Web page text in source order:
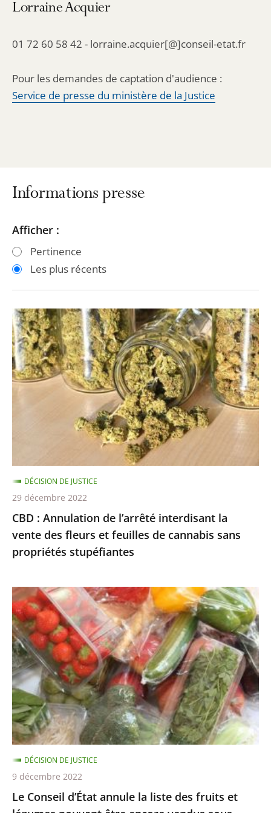
Lorraine Acquier
01 72 60 58 42 - lorraine.acquier[@]conseil-etat.fr
Pour les demandes de captation d'audience :
Service de presse du ministère de la Justice
Informations presse
Passer
les
filtres
après
Passer
les
filtres
avant
Afficher :
Pertinence
Les plus récents
CBD
:
Annulation
de
l’arrêté
fleurs
et
feuilles
de
cannabis
sans
stupéfiantes
CBD : Annulation de l’arrêté interdisant la
vente des fleurs et feuilles de cannabis sans
propriétés stupéfiantes
DÉCISION DE JUSTICE
29 décembre 2022
Le
Conseil
d’État
annule
la
liste
des
fruits
et
légumes
pouvant
être
encore
Le Conseil d’État annule la liste des fruits et
DÉCISION DE JUSTICE
9 décembre 2022